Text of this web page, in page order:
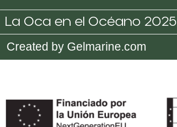
La Oca en el Océano 2025
Created by Gelmarine.com